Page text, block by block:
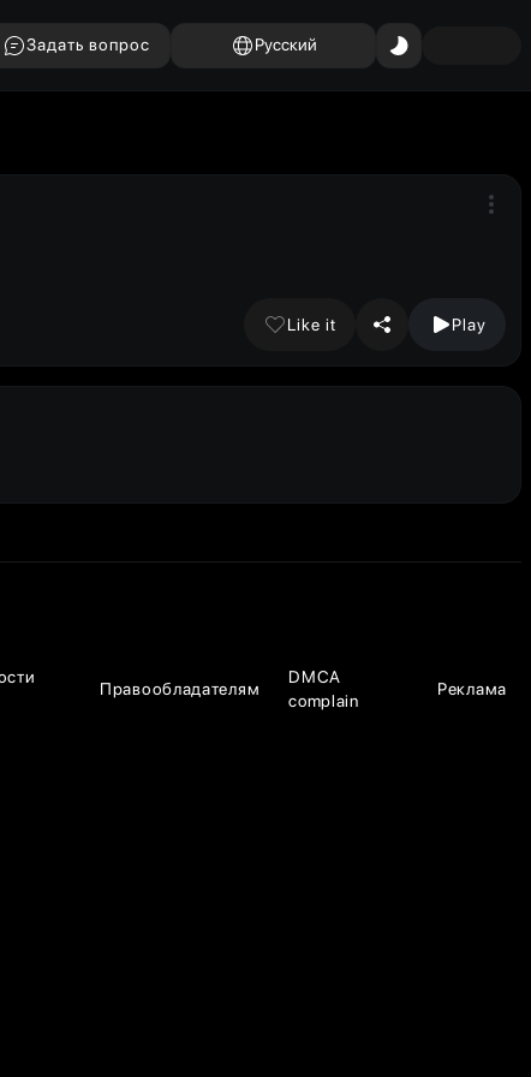
Задать вопрос Русский
Like it Play
Правообладателям
DMCA
complain
Реклама